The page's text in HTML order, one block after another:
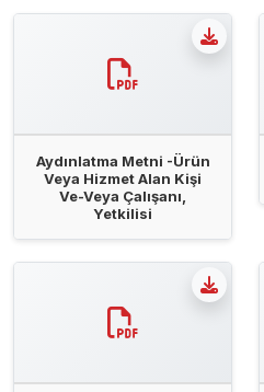
Aydınlatma Metni -Ürün
Veya Hizmet Alan Kişi
Ve-Veya Çalışanı,
Yetkilisi